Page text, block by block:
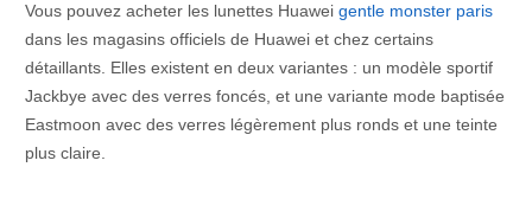
Vous pouvez acheter les lunettes Huawei gentle monster paris
dans les magasins officiels de Huawei et chez certains
détaillants. Elles existent en deux variantes : un modèle sportif
Jackbye avec des verres foncés, et une variante mode baptisée
Eastmoon avec des verres légèrement plus ronds et une teinte
plus claire.